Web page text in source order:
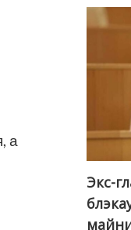
а
Экс-